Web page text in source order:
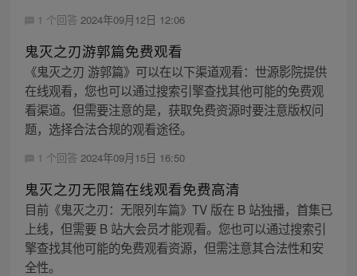
1 个回答 2024年09月12日 12:06
鬼灭之刃游郭篇免费观看
《鬼灭之刃 游郭篇》可以在以下渠道观看：世源影院提供
在线观看，您也可以通过搜索引擎查找其他可能的免费观
看渠道。但需要注意的是，获取免费资源时要注意版权问
题，选择合法合规的观看途径。
1 个回答 2024年09月15日 16:50
鬼灭之刃无限篇在线观看免费高清
目前《鬼灭之刃：无限列车篇》TV 版在 B 站独播，首集已
上线，但需要 B 站大会员才能观看。您也可以通过搜索引
擎查找其他可能的免费观看资源，但需注意其合法性和安
全性。